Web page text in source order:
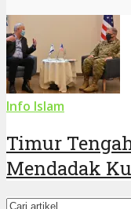
Info Islam
Timur
Mendadak